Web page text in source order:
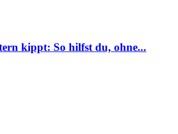
kippt: So hilfst du, ohne...